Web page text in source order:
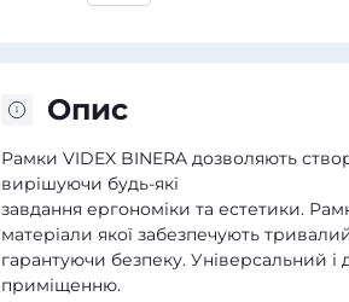
Опис
Рамки VIDEX BINERA дозволяють
вирішуючи будь-які
завдання ергономіки та естетики.
матеріали якої забезпечують
гарантуючи безпеку. Універсальний
приміщенню.